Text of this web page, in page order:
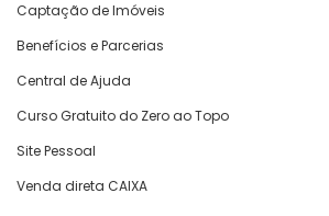
Captação de Imóveis
Benefícios e Parcerias
Central de Ajuda
Curso Gratuito do Zero ao Topo
Site Pessoal
Venda direta CAIXA